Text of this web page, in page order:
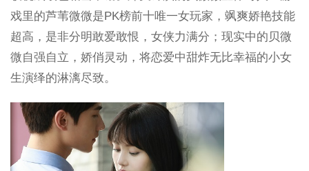
戏里的芦苇微微是PK榜前十唯一女玩家，飒爽娇艳技能
超高，是非分明敢爱敢恨，女侠力满分；现实中的贝微
微自强自立，娇俏灵动，将恋爱中甜炸无比幸福的小女
生演绎的淋漓尽致。